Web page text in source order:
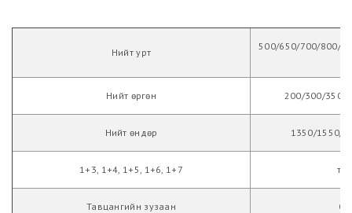
Нийт урт
500/650/700/800/
Нийт өргөн 200/300/350/
Нийт өндөр 1350/1550/
1+3, 1+4, 1+5, 1+6, 1+7
Тавцангийн зузаан